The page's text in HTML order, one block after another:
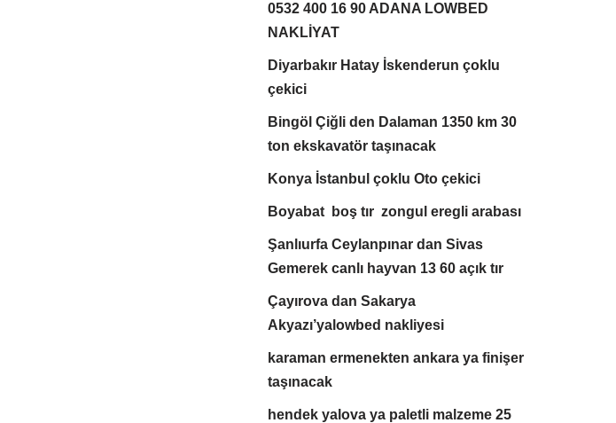
0532 400 16 90 ADANA LOWBED
NAKLİYAT
Diyarbakır Hatay İskenderun çoklu
çekici
Bingöl Çiğli den Dalaman 1350 km 30
ton ekskavatör taşınacak
Konya İstanbul çoklu Oto çekici
Boyabat boş tır zongul eregli arabası
Şanlıurfa Ceylanpınar dan Sivas
Gemerek canlı hayvan 13 60 açık tır
Çayırova dan Sakarya
Akyazı’yalowbed nakliyesi
karaman ermenekten ankara ya finişer
taşınacak
hendek yalova ya paletli malzeme 25